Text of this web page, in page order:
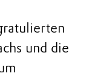
und die